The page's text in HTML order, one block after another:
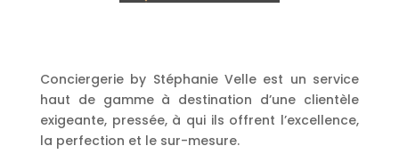
Conciergerie by Stéphanie Velle est un service
haut de gamme à destination d’une clientèle
exigeante, pressée, à qui ils offrent l’excellence,
la perfection et le sur-mesure.